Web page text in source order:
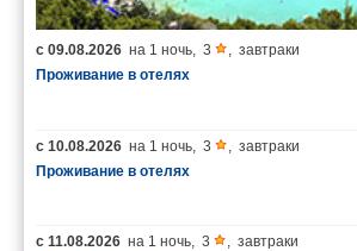
с 09.08.2026 на 1 ночь 3
завтраки
Проживание в отелях
с 10.08.2026 на 1 ночь 3
завтраки
Проживание в отелях
с 11.08.2026 на 1 ночь 3
завтраки